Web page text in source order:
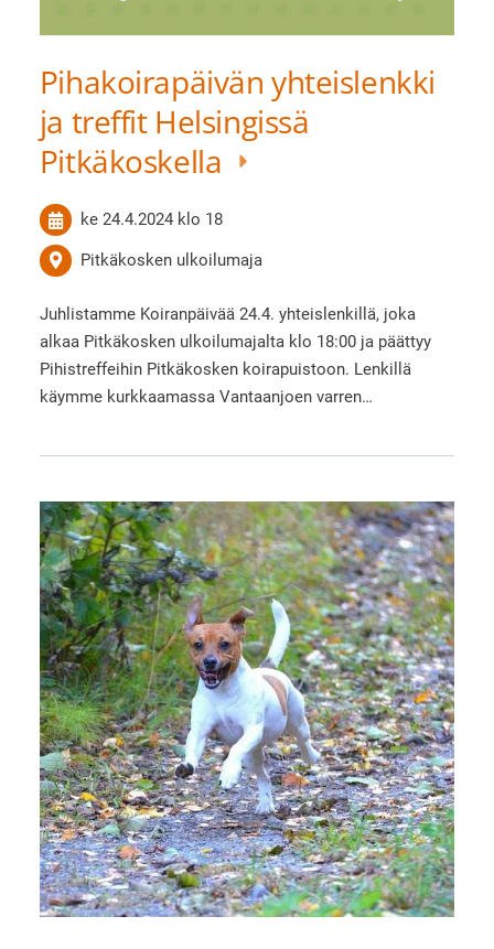
Pihakoirapäivän yhteislenkki
ja treffit Helsingissä
Pitkäkoskella
ke 24.4.2024 klo 18
Pitkäkosken ulkoilumaja
Juhlistamme Koiranpäivää 24.4. yhteislenkillä, joka
alkaa Pitkäkosken ulkoilumajalta klo 18:00 ja päättyy
Pihistreffeihin Pitkäkosken koirapuistoon. Lenkillä
käymme kurkkaamassa Vantaanjoen varren…